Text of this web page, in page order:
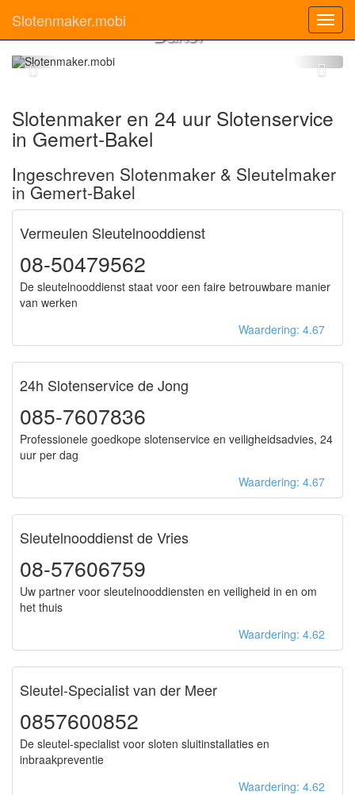
Slotenmaker.mobiSlotenmaker Gemert-
Bakel
Slotenmaker en 24 uur Slotenservice
in Gemert-Bakel
Ingeschreven Slotenmaker & Sleutelmaker
in Gemert-Bakel
Vermeulen Sleutelnooddienst
08-50479562
De sleutelnooddienst staat voor een faire betrouwbare manier
van werken
Waardering: 4.67
24h Slotenservice de Jong
085-7607836
Professionele goedkope slotenservice en veiligheidsadvies, 24
uur per dag
Waardering: 4.67
Sleutelnooddienst de Vries
08-57606759
Uw partner voor sleutelnooddiensten en veiligheid in en om
het thuis
Waardering: 4.62
Sleutel-Specialist van der Meer
0857600852
De sleutel-specialist voor sloten sluitinstallaties en
inbraakpreventie
Waardering: 4.62